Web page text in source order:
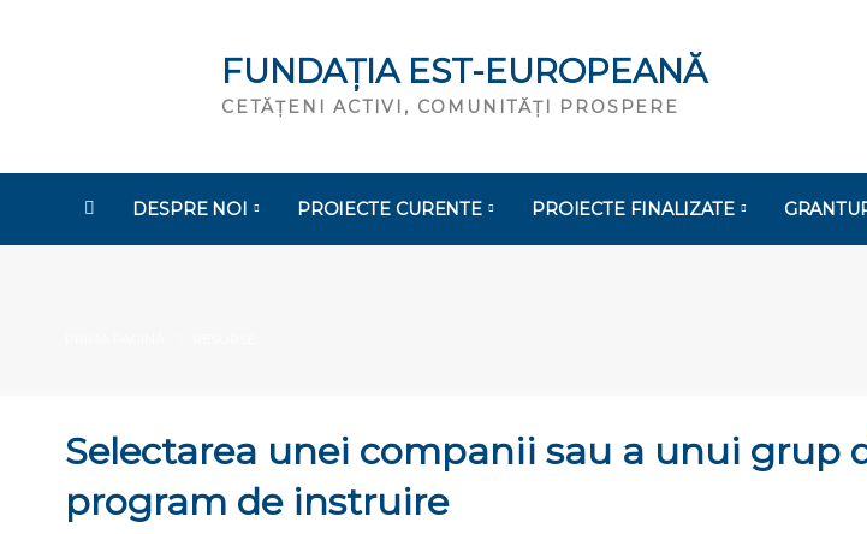
FUNDAȚIA EST-EUROPEANĂ
CETĂȚENI ACTIVI, COMUNITĂȚI PROSPERE
DESPRE NOI PROIECTE CURENTE PROIECTE FINALIZATE
Selectarea unei companii sau a unui grup
program de instruire